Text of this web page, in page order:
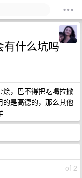
有什么坑吗
烩，巴不得把吃喝拉撒
的是高德的，那么其他
of 2